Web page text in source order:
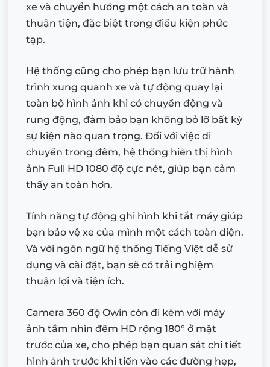
xe và chuyển hướng một cách an toàn và
thuận tiện, đặc biệt trong điều kiện phức
tạp.
Hệ thống cũng cho phép bạn lưu trữ hành
trình xung quanh xe và tự động quay lại
toàn bộ hình ảnh khi có chuyển động và
rung động, đảm bảo bạn không bỏ lỡ bất kỳ
sự kiện nào quan trọng. Đối với việc di
chuyển trong đêm, hệ thống hiển thị hình
ảnh Full HD 1080 độ cực nét, giúp bạn cảm
thấy an toàn hơn.
Tính năng tự động ghi hình khi tắt máy giúp
bạn bảo vệ xe của mình một cách toàn diện.
Và với ngôn ngữ hệ thống Tiếng Việt dễ sử
dụng và cài đặt, bạn sẽ có trải nghiệm
thuận lợi và tiện ích.
Camera 360 độ Owin còn đi kèm với máy
ảnh tầm nhìn đêm HD rộng 180° ở mặt
trước của xe, cho phép bạn quan sát chi tiết
hình ảnh trước khi tiến vào các đường hẹp,